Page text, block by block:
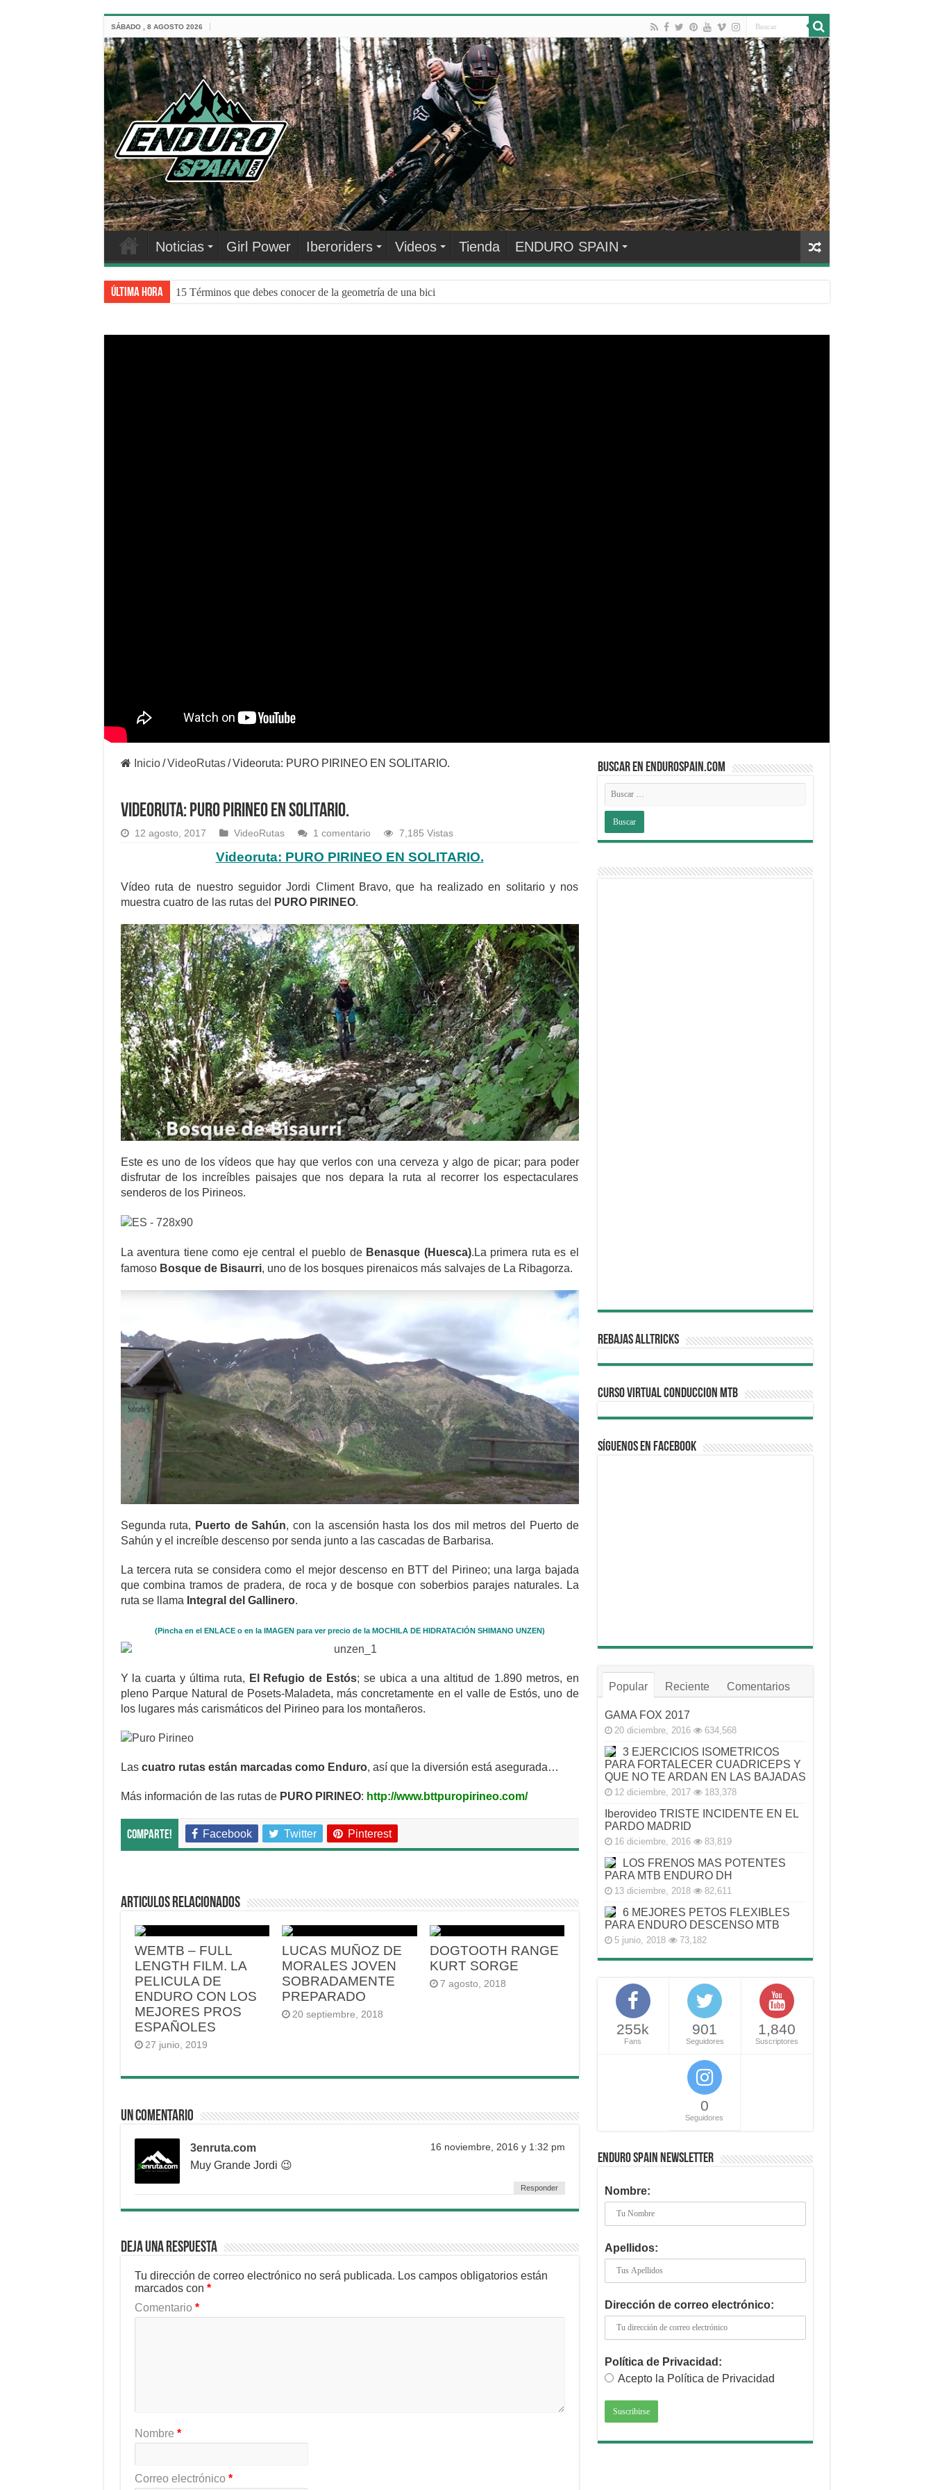
SÁBADO , 8 AGOSTO 2026
Noticias Girl Power Iberoriders Videos Tienda ENDURO SPAIN
Última hora 15 Términos que debes conocer de la geometría de una bici
Inicio / VideoRutas / Videoruta: PURO PIRINEO EN SOLITARIO.
Videoruta: PURO PIRINEO EN SOLITARIO.
12 agosto, 2017 VideoRutas 1 comentario 7,185 Vistas
Videoruta: PURO PIRINEO EN SOLITARIO.
Vídeo ruta de nuestro seguidor Jordi Climent Bravo, que ha realizado en solitario y nos
muestra cuatro de las rutas del
PURO PIRINEO.
Este es uno de los vídeos que hay que verlos con una cerveza y algo de picar; para poder
disfrutar de los increíbles paisajes que nos depara la ruta al recorrer los espectaculares
senderos de los Pirineos.
La aventura tiene como eje central el pueblo de Benasque (Huesca).La primera ruta es el
famosoBosque de Bisaurri, uno de los bosques pirenaicos más salvajes de La Ribagorza.
Segunda ruta, Puerto de Sahún, con la ascensión hasta los dos mil metros del Puerto de
Sahún y el increíble descenso por senda junto a las cascadas de Barbarisa.
La tercera ruta se considera como el mejor descenso en BTT del Pirineo; una larga bajada
que combina tramos de pradera, de roca y de bosque con soberbios parajes naturales. La
ruta se llama Integral del Gallinero.
(Pincha en el ENLACE o en la IMAGEN para ver precio de la MOCHILA DE HIDRATACIÓN SHIMANO UNZEN)
Y la cuarta y última ruta, El Refugio de Estós; se ubica a una altitud de 1.890 metros, en
pleno Parque Natural de Posets-Maladeta, más concretamente en el valle de Estós, uno de
los lugares más carismáticos del Pirineo para los montañeros.
Las cuatro rutas están marcadas como Enduro, así que la diversión está asegurada…
Más información de las rutas de PURO PIRINEO: http://www.bttpuropirineo.com/
Comparte! Facebook Twitter Pinterest
Articulos relacionados
WEMTB – FULL
LENGTH FILM. LA
PELICULA DE
ENDURO CON LOS
MEJORES PROS
ESPAÑOLES
27 junio, 2019
LUCAS MUÑOZ DE
MORALES JOVEN
SOBRADAMENTE
PREPARADO
20 septiembre, 2018
DOGTOOTH RANGE
KURT SORGE
7 agosto, 2018
Un comentario
3enruta.com 16 noviembre, 2016 y 1:32 pm
Muy Grande Jordi 😉
Responder
Deja una respuesta
Tu dirección de correo electrónico no será publicada. Los campos obligatorios están
marcados con *
Comentario *
Nombre *
Correo electrónico *
BUSCAR EN ENDUROSPAIN.COM
REBAJAS ALLTRICKS
CURSO VIRTUAL CONDUCCION MTB
Síguenos en Facebook
Popular Reciente Comentarios
GAMA FOX 2017
20 diciembre, 2016 634,568
3 EJERCICIOS ISOMETRICOS
PARA FORTALECER CUADRICEPS Y
QUE NO TE ARDAN EN LAS BAJADAS
12 diciembre, 2017 183,378
Iberovideo TRISTE INCIDENTE EN EL
PARDO MADRID
16 diciembre, 2016 83,819
LOS FRENOS MAS POTENTES
PARA MTB ENDURO DH
13 diciembre, 2018 82,611
6 MEJORES PETOS FLEXIBLES
PARA ENDURO DESCENSO MTB
5 junio, 2018 73,182
255k
Fans
901
Seguidores
1,840
Suscriptores
0
Seguidores
ENDURO SPAIN NEWSLETTER
Nombre:
Apellidos:
Dirección de correo electrónico:
Política de Privacidad:
Acepto la Política de Privacidad